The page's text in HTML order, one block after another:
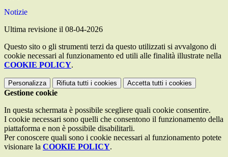
Notizie
Ultima revisione il 08-04-2026
Questo sito o gli strumenti terzi da questo utilizzati si avvalgono di
cookie necessari al funzionamento ed utili alle finalità illustrate nella
COOKIE POLICY.
Personalizza Rifiuta tutti i cookies Accetta tutti i cookies
Gestione cookie
In questa schermata è possibile scegliere quali cookie consentire.
I cookie necessari sono quelli che consentono il funzionamento della
piattaforma e non è possibile disabilitarli.
Per conoscere quali sono i cookie necessari al funzionamento potete
visionare la COOKIE POLICY.